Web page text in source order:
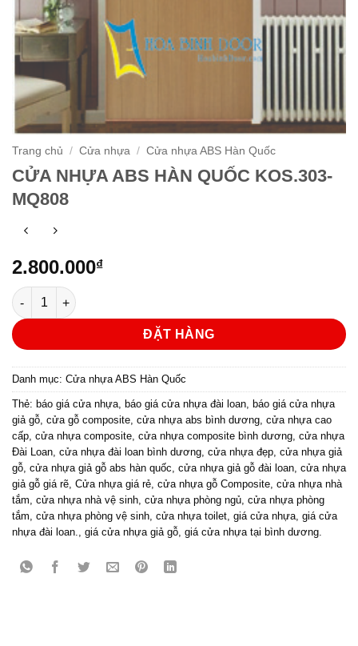
Trang chủ / Cửa nhựa / Cửa nhựa ABS Hàn Quốc
CỬA NHỰA ABS HÀN QUỐC KOS.303-
MQ808
2.800.000₫
CỬA NHỰA ABS HÀN QUỐC KOS.303-MQ808 số lượng
ĐẶT HÀNG
Danh mục: Cửa nhựa ABS Hàn Quốc
Thẻ: báo giá cửa nhựa, báo giá cửa nhựa đài loan, báo giá cửa nhựa
giả gỗ, cửa gỗ composite, cửa nhựa abs bình dương, cửa nhựa cao
cấp, cửa nhựa composite, cửa nhựa composite bình dương, cửa nhựa
Đài Loan, cửa nhựa đài loan bình dương, cửa nhựa đẹp, cửa nhựa giả
gỗ, cửa nhựa giả gỗ abs hàn quốc, cửa nhựa giả gỗ đài loan, cửa nhựa
giả gỗ giá rẽ, Cửa nhựa giá rẻ, cửa nhựa gỗ Composite, cửa nhựa nhà
tắm, cửa nhựa nhà vệ sinh, cửa nhựa phòng ngủ, cửa nhựa phòng
tắm, cửa nhựa phòng vệ sinh, cửa nhựa toilet, giá cửa nhựa, giá cửa
nhựa đài loan., giá cửa nhựa giả gỗ, giá cửa nhựa tại bình dương.